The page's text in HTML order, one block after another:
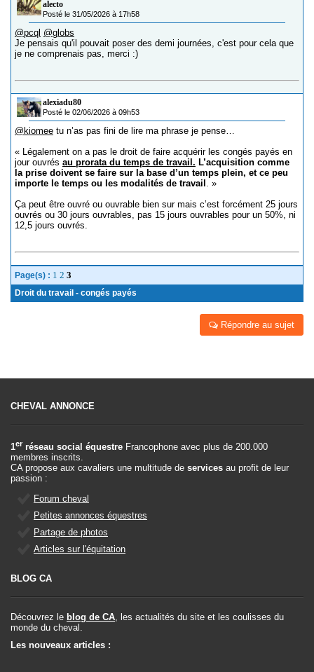
alecto
Posté le 31/05/2026 à 17h58
@pcql @globs
Je pensais qu'il pouvait poser des demi journées, c'est pour cela que
je ne comprenais pas, merci :)
alexiadu80
Posté le 02/06/2026 à 09h53
@kiomee tu n’as pas fini de lire ma phrase je pense…
« Légalement on a pas le droit de faire acquérir les congés payés en
jour ouvrés au prorata du temps de travail. L’acquisition comme
la prise doivent se faire sur la base d’un temps plein, et ce peu
importe le temps ou les modalités de travail . »
Ça peut être ouvré ou ouvrable bien sur mais c’est forcément 25 jours
ouvrés ou 30 jours ouvrables, pas 15 jours ouvrables pour un 50%, ni
12,5 jours ouvrés.
Page(s) : 1 2 3
Droit du travail - congés payés
Répondre au sujet
CHEVAL ANNONCE
1er réseau social équestre Francophone avec plus de 200.000
membres inscrits.
CA propose aux cavaliers une multitude de services au profit de leur
passion :
Forum cheval
Petites annonces équestres
Partage de photos
Articles sur l'équitation
BLOG CA
Découvrez le blog de CA, les actualités du site et les coulisses du
monde du cheval.
Les nouveaux articles :